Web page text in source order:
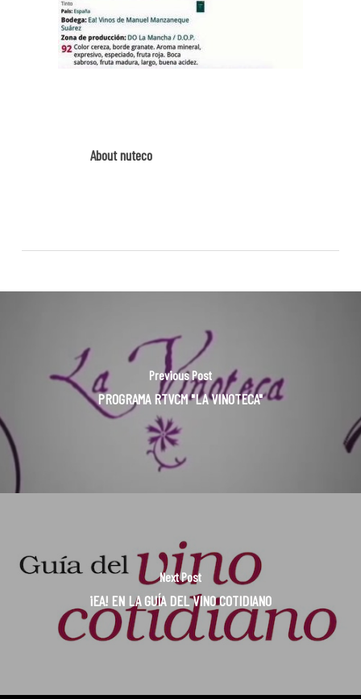
Aboutnuteco
Previous Post
PROGRAMA RTVCM "LA VINOTECA"
Next Post
¡EA! EN LA GUÍA DEL VINO COTIDIANO